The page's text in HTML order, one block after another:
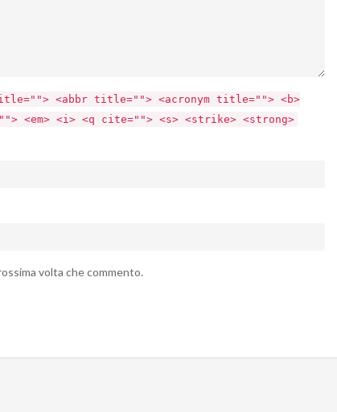
<abbr title=""> <acronym title=""> <b>
<em> <i> <q cite=""> <s> <strike> <strong>
volta che commento.